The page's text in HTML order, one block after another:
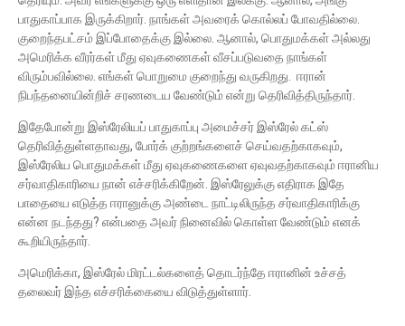
பாதுகாப்பாக இருக்கிறார். நாங்கள் அவரைக் கொல்லப் போவதில்லை.
குறைந்தபட்சம் இப்போதைக்கு இல்லை. ஆனால், பொதுமக்கள் அல்லது
அமெரிக்க வீரர்கள் மீது ஏவுகணைகள் வீசப்படுவதை நாங்கள்
விரும்பவில்லை. எங்கள் பொறுமை குறைந்து வருகிறது. ஈரான்
நிபந்தனையின்றிச் சரணடைய வேண்டும் என்று தெரிவித்திருந்தார்.
இதேபோன்று இஸ்ரேலியப் பாதுகாப்பு அமைச்சர் இஸ்ரேல் கட்ஸ்
தெரிவித்துள்ளதாவது, போர்க் குற்றங்களைச் செய்வதற்காகவும்,
இஸ்ரேலிய பொதுமக்கள் மீது ஏவுகணைகளை ஏவுவதற்காகவும் ஈரானிய
சர்வாதிகாரியை நான் எச்சரிக்கிறேன். இஸ்ரேலுக்கு எதிராக இதே
பாதையை எடுத்த ஈரானுக்கு அண்டை நாட்டிலிருந்த சர்வாதிகாரிக்கு
என்ன நடந்தது? என்பதை அவர் நினைவில் கொள்ள வேண்டும் எனக்
கூறியிருந்தார்.
அமெரிக்கா, இஸ்ரேல் மிரட்டல்களைத் தொடர்ந்தே ஈரானின் உச்சத்
தலைவர் இந்த எச்சரிக்கையை விடுத்துள்ளார்.